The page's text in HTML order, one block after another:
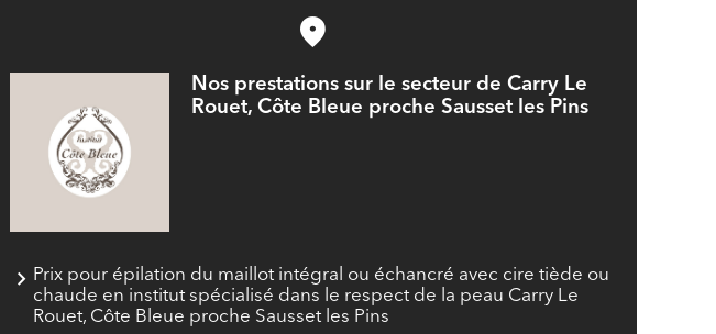
Nos prestations sur le secteur de Carry Le
Rouet, Côte Bleue proche Sausset les Pins
Prix pour épilation du maillot intégral ou échancré avec cire tiède ou
chaude en institut spécialisé dans le respect de la peau Carry Le
Rouet, Côte Bleue proche Sausset les Pins